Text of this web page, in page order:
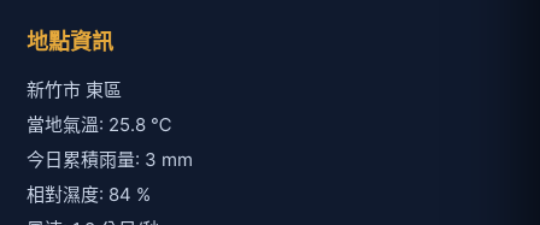
地點資訊
新竹市 東區
當地氣溫: 25.8 ℃
今日累積雨量: 3 mm
相對濕度: 84 %